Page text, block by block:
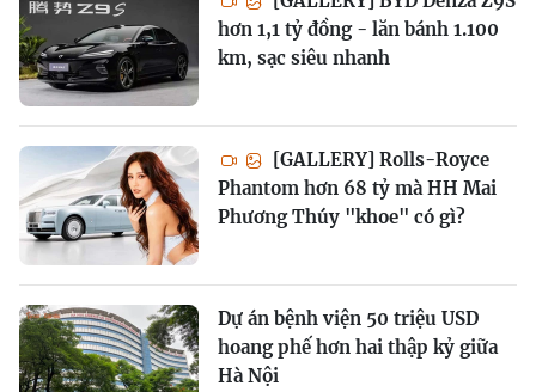
hơn 1,1 tỷ đồng - lăn bánh 1.100
km, sạc siêu nhanh
[GALLERY] Rolls-Royce
Phantom hơn 68 tỷ mà HH Mai
Phương Thúy "khoe" có gì?
Dự án bệnh viện 50 triệu USD
hoang phế hơn hai thập kỷ giữa
Hà Nội